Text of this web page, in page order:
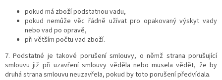
pokud má zboží podstatnou vadu,
pokud nemůže věc řádně užívat pro opakovaný výskyt vady
nebo vad po opravě,
při větším počtu vad zboží.
7. Podstatné je takové porušení smlouvy, o němž strana porušující
smlouvu již při uzavření smlouvy věděla nebo musela vědět, že by
druhá strana smlouvu neuzavřela, pokud by toto porušení předvídala.